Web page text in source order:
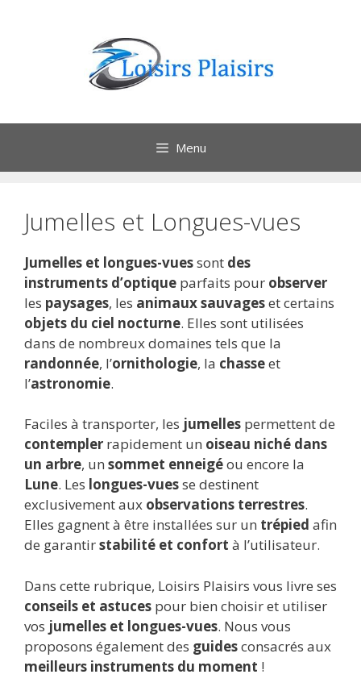
Menu
Jumelles et Longues-vues
Jumelles et longues-vuessont des
instruments d’optique parfaits pour observer
les paysages, les animaux sauvageset certains
objets du ciel nocturne. Elles sont utilisées
dans de nombreux domaines tels que la
randonnée, l’ornithologie, la chasseet
l’astronomie.
Faciles à transporter, les jumelles permettent de
contempler rapidement un oiseau niché dans
un arbre, un sommet enneigéou encore la
Lune. Les longues-vuesse destinent
exclusivement aux observations terrestres.
Elles gagnent à être installées sur un trépied afin
de garantirstabilité et confort à l’utilisateur.
Dans cette rubrique, Loisirs Plaisirs vous livre ses
conseils et astuces pour bien choisir et utiliser
vos jumelles et longues-vues. Nous vous
proposons également des guidesconsacrés aux
meilleurs instruments du moment !